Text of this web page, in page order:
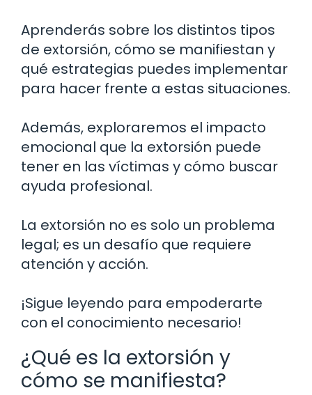
Aprenderás sobre los distintos tipos
de extorsión, cómo se manifiestan y
qué estrategias puedes implementar
para hacer frente a estas situaciones.
Además, exploraremos el impacto
emocional que la extorsión puede
tener en las víctimas y cómo buscar
ayuda profesional.
La extorsión no es solo un problema
legal; es un desafío que requiere
atención y acción.
¡Sigue leyendo para empoderarte
con el conocimiento necesario!
¿Qué es la extorsión y
cómo se manifiesta?